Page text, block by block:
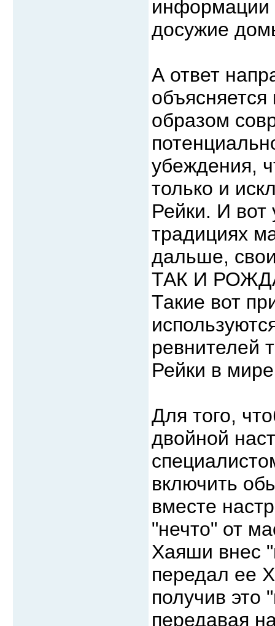
информации
досужие
А ответ
образом
убеждения,
только и
Рейки. И
традициях
дальше,
ТАК И
Такие вот
ревнителей
Рейки в
Для того,
двойной
включить
вместе
"нечто" от
Хаяши внес
передал ее
получив это
передавая